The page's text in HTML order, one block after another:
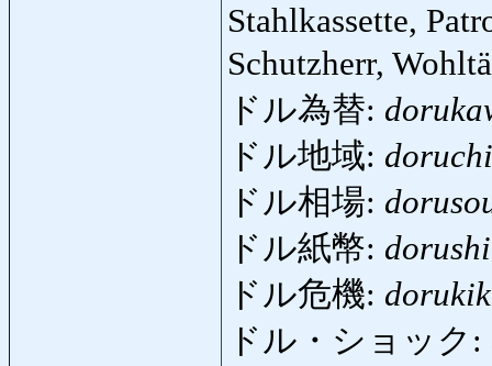
Stahlkassette,
Schutzherr,
ドル為替:
ドル地域:
ドル相場:
ドル紙幣:
ドル危機:
ドル・ショック: